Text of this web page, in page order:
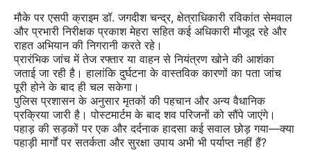
मौके पर एसपी क्राइम डॉ. जगदीश चन्द्र, क्षेत्राधिकारी रविकांत सेमवाल
और प्रभारी निरीक्षक प्रकाश मेहरा सहित कई अधिकारी मौजूद रहे और
राहत अभियान की निगरानी करते रहे।
प्रारंभिक जांच में तेज रफ्तार या वाहन से नियंत्रण खोने की आशंका
जताई जा रही है। हालांकि दुर्घटना के वास्तविक कारणों का पता जांच
पूरी होने के बाद ही चल सकेगा।
पुलिस प्रशासन के अनुसार मृतकों की पहचान और अन्य वैधानिक
प्रक्रिया जारी है। पोस्टमार्टम के बाद शव परिजनों को सौंपे जाएंगे।
पहाड़ की सड़कों पर एक और दर्दनाक हादसा कई सवाल छोड़ गया—क्या
पहाड़ी मार्गों पर सतर्कता और सुरक्षा उपाय अभी भी पर्याप्त नहीं हैं?